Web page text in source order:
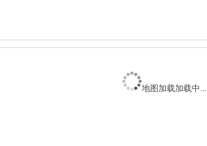
地图加载加载中...